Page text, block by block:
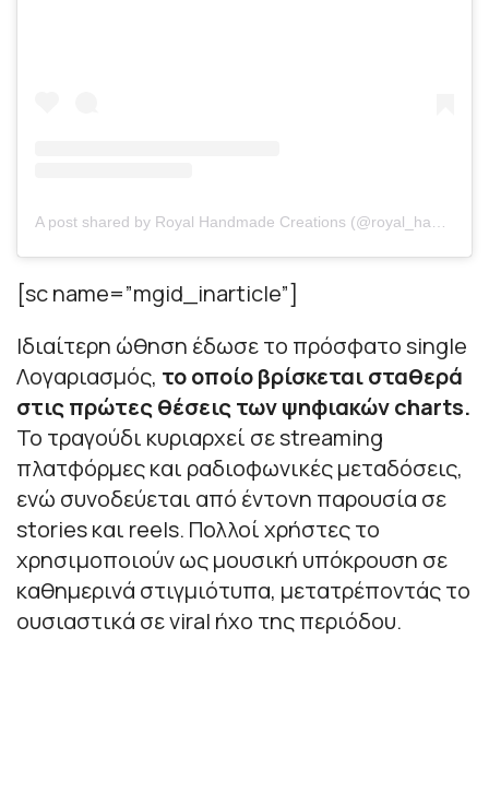
[sc name=”mgid_inarticle”]
Ιδιαίτερη ώθηση έδωσε το πρόσφατο single
Λογαριασμός, το οποίο βρίσκεται σταθερά
στις πρώτες θέσεις των ψηφιακών charts.
Το τραγούδι κυριαρχεί σε streaming
πλατφόρμες και ραδιοφωνικές μεταδόσεις,
ενώ συνοδεύεται από έντονη παρουσία σε
stories και reels. Πολλοί χρήστες το
χρησιμοποιούν ως μουσική υπόκρουση σε
καθημερινά στιγμιότυπα, μετατρέποντάς το
ουσιαστικά σε viral ήχο της περιόδου.